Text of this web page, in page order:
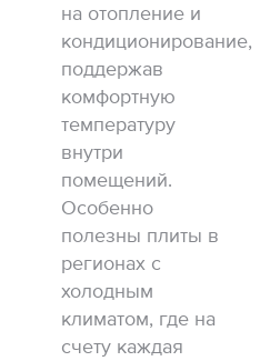
на отопление и
кондиционирование,
поддержав
комфортную
температуру
внутри
помещений.
Особенно
полезны плиты в
регионах с
холодным
климатом, где на
счету каждая